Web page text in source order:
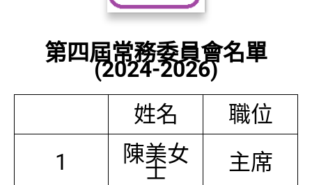
第四屆常務委員會名單
(2024-2026)
姓名
職位
1
陳美女
士 主席